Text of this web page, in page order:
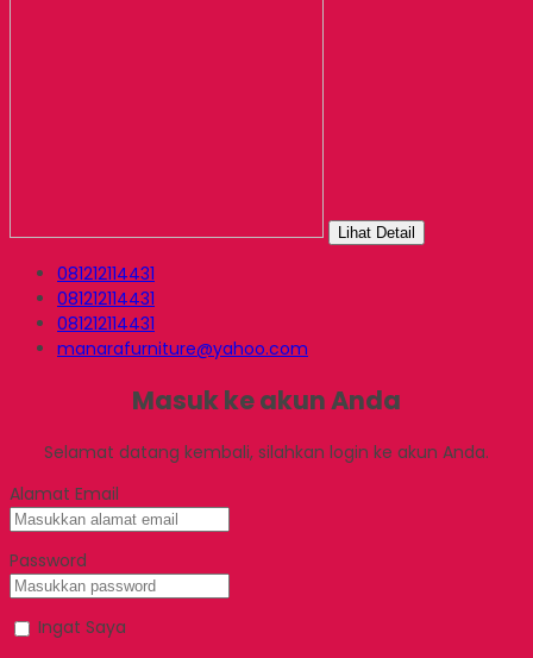
Lihat Detail
081212114431
081212114431
081212114431
manarafurniture@yahoo.com
Masuk ke akun Anda
Selamat datang kembali, silahkan login ke akun Anda.
Alamat Email
Password
Ingat Saya